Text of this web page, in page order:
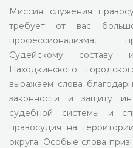
Миссия служения
требует от вас
профессионализма,
Судейскому составу
Находкинского
выражаем слова
законности и защиту
судебной системы и
правосудия на
округа. Особые слова